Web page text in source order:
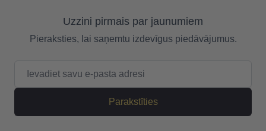
Uzzini pirmais par jaunumiem
Pieraksties, lai saņemtu izdevīgus piedāvājumus.
Parakstīties